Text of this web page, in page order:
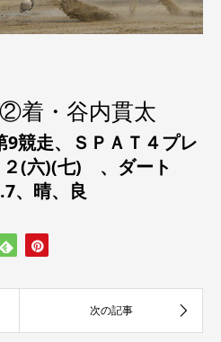
着・谷内貫太
競走、
ＳＰＡＴ４プレ
２(六)(七) 、ダート
、晴、良